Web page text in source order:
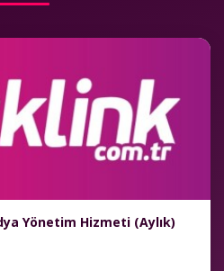
Yönetim Hizmeti (Aylık)